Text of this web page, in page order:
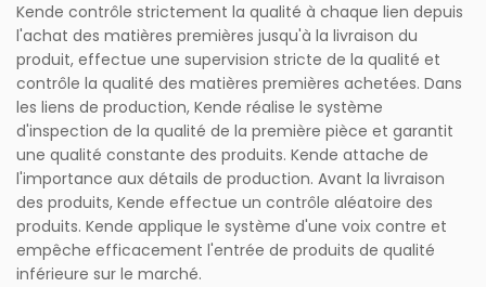
Kende contrôle strictement la qualité à chaque lien depuis
l'achat des matières premières jusqu'à la livraison du
produit, effectue une supervision stricte de la qualité et
contrôle la qualité des matières premières achetées. Dans
les liens de production, Kende réalise le système
d'inspection de la qualité de la première pièce et garantit
une qualité constante des produits. Kende attache de
l'importance aux détails de production. Avant la livraison
des produits, Kende effectue un contrôle aléatoire des
produits. Kende applique le système d'une voix contre et
empêche efficacement l'entrée de produits de qualité
inférieure sur le marché.